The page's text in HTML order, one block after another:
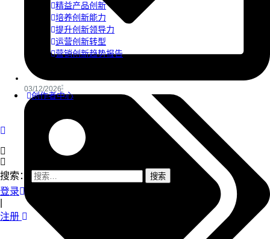
精益产品创新
培养创新能力
提升创新领导力
运营创新转型
营销创新趋势报告
创作者中心
搜索：
登录
注册
03/12/2026